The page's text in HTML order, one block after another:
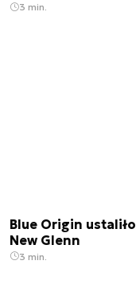
3 min.
Blue Origin
New Glenn
3 min.